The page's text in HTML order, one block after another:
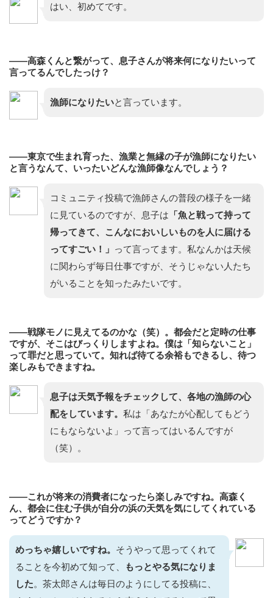
はい、初めてです。
——高森くんと繋がって、息子さんが将来何になりたいって
言ってるんでしたっけ？
漁師になりたいと言っています。
——東京で生まれ育った、漁業と無縁の子が漁師になりたい
と言うなんて、いったいどんな漁師像なんでしょう？
コミュニティ投稿で漁師さんの普段の様子を一緒
に見ているのですが、息子は 「魚と戦って持って
帰ってきて、こんなにおいしいものを人に届ける
ってすごい！」 って言ってます。私なんかは天候
に関わらず毎日仕事ですが、そうじゃない人たち
がいることを知ったみたいです。
——戦隊モノに見えてるのかな（笑）。都会だと定時の仕事
ですが、そこはびっくりしますよね。僕は「知らないこと」
って罪だと思っていて。知れば待てる余裕もできるし、待つ
楽しみもできますね。
息子は天気予報をチェックして、各地の漁師の心
配をしています。 私は「あなたが心配してもどう
にもならないよ」って言ってはいるんですが
（笑）。
——これが将来の消費者になったら楽しみですね。高森く
ん、都会に住む子供が自分の浜の天気を気にしてくれている
ってどうですか？
めっちゃ嬉しいですね。 そうやって思ってくれて
ることを今初めて知って、
もっとやる気になりま
した。茶太郎さんは毎日のようにしてる投稿に、